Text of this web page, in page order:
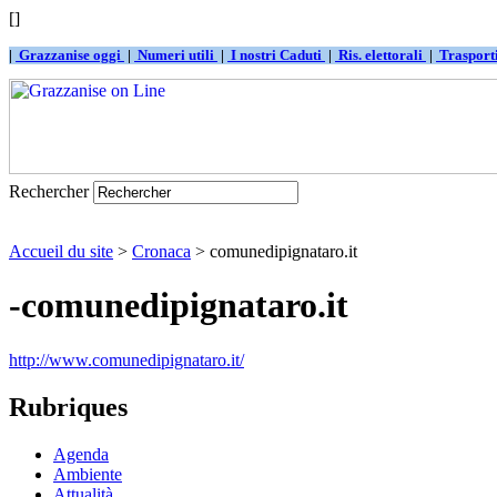
[]
| Grazzanise oggi | Numeri utili | I nostri Caduti | Ris. elettorali |
Rechercher
Accueil du site > Cronaca > comunedipignataro.it
-comunedipignataro.it
http://www.comunedipignataro.it/
Rubriques
Agenda
Ambiente